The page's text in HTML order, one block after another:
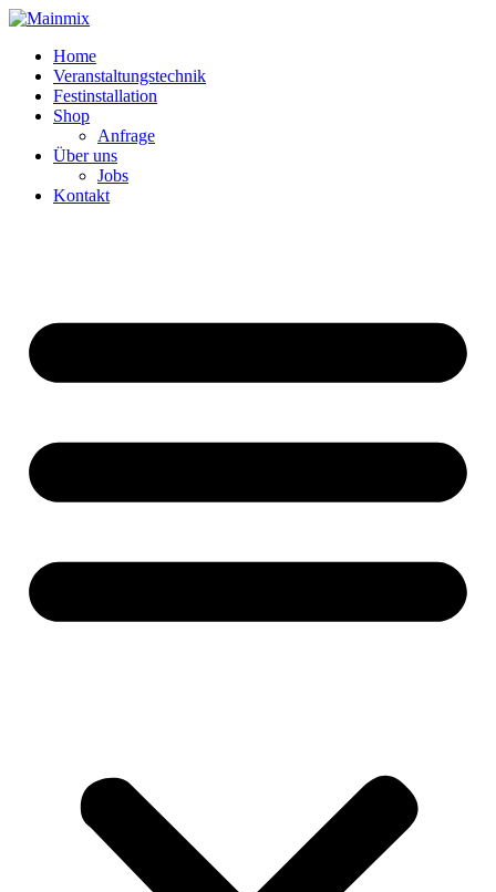
Zum
springenHome
Veranstaltungstechnik
Festinstallation
Shop
Anfrage
Über uns
Jobs
Kontakt